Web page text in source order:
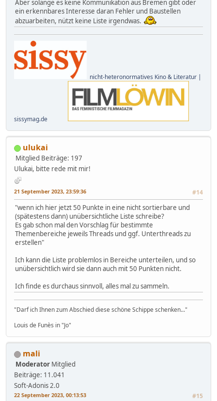
Aber solange es keine Kommunikation aus Bremen gibt oder
ein erkennbares Interesse daran Fehler und Baustellen
abzuarbeiten, nützt keine Liste irgendwas.
nicht-heteronormatives Kino & Literatur |
sissymag.de
ulukai
Mitglied Beiträge: 197
Ulukai, bitte rede mit mir!
21 September 2023, 23:59:36 #14
"wenn ich hier jetzt 50 Punkte in eine nicht sortierbare und
(spätestens dann) unübersichtliche Liste schreibe?
Es gab schon mal den Vorschlag für bestimmte
Themenbereiche jeweils Threads und ggf. Unterthreads zu
erstellen"
Ich kann die Liste problemlos in Bereiche unterteilen, und so
unübersichtlich wird sie dann auch mit 50 Punkten nicht.
Ich finde es durchaus sinnvoll, alles mal zu sammeln.
"Darf ich Ihnen zum Abschied diese schöne Schippe schenken..."
Louis de Funès in "Jo"
mali
Moderator Mitglied
Beiträge: 11.041
Soft-Adonis 2.0
22 September 2023, 00:13:53 #15